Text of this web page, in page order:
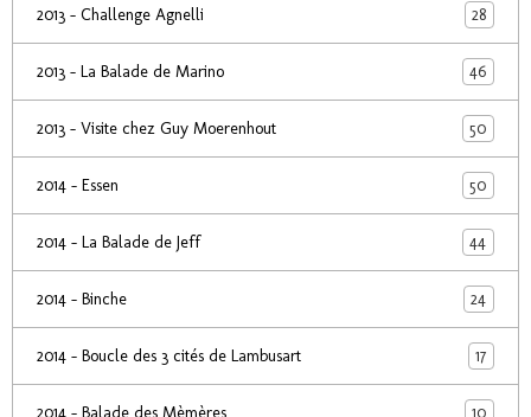
2013 - Challenge Agnelli 28
2013 - La Balade de Marino 46
2013 - Visite chez Guy Moerenhout 50
2014 - Essen 50
2014 - La Balade de Jeff 44
2014 - Binche 24
2014 - Boucle des 3 cités de Lambusart 17
2014 - Balade des Mèmères 10